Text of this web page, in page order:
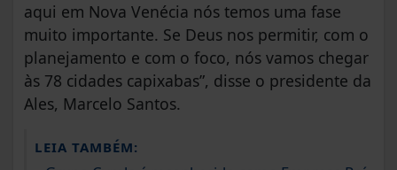
aqui em Nova Venécia nós temos uma fase
muito importante. Se Deus nos permitir, com o
planejamento e com o foco, nós vamos chegar
às 78 cidades capixabas”, disse o presidente da
Ales, Marcelo Santos.
LEIA TAMBÉM: